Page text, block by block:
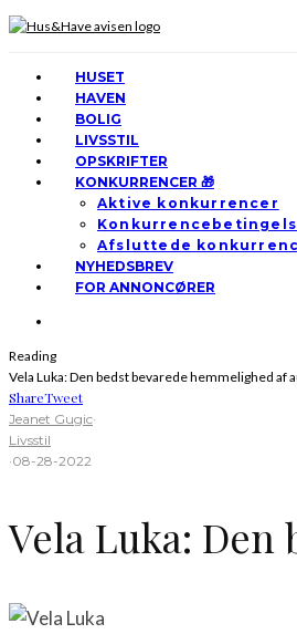
HUSET
HAVEN
BOLIG
LIVSSTIL
OPSKRIFTER
KONKURRENCER 🎁
Aktive konkurrencer
Afsluttede
NYHEDSBREV
FOR ANNONCØRER
Reading
Vela Luka: Den bedst bevarede hemmelighed af
ShareTweet
Jeanet Gugic·
Livsstil
·08-28-2022
Vela Luka: